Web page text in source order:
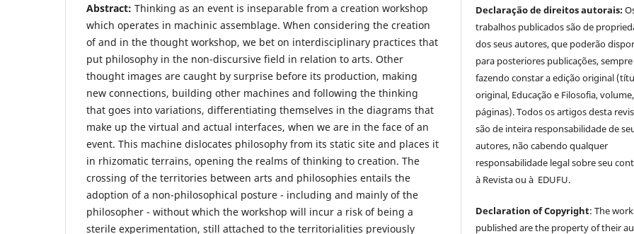
Abstract: Thinking as an event is inseparable from a creation workshop
which operates in machinic assemblage. When considering the creation
of and in the thought workshop, we bet on interdisciplinary practices that
put philosophy in the non-discursive field in relation to arts. Other
thought images are caught by surprise before its production, making
new connections, building other machines and following the thinking
that goes into variations, differentiating themselves in the diagrams that
make up the virtual and actual interfaces, when we are in the face of an
event. This machine dislocates philosophy from its static site and places it
in rhizomatic terrains, opening the realms of thinking to creation. The
crossing of the territories between arts and philosophies entails the
adoption of a non-philosophical posture - including and mainly of the
philosopher - without which the workshop will incur a risk of being a
sterile experimentation, still attached to the territorialities previously
Declaração de direitos autorais:
trabalhos publicados são de
dos seus autores, que poderão
para posteriores publicações, sempre
fazendo constar a edição original
original, Educação e Filosofia,
páginas). Todos os artigos desta
são de inteira responsabilidade de
autores, não cabendo qualquer
responsabilidade legal sobre seu
à Revista ou à EDUFU.
Declaration of Copyright: The
published are the property of their